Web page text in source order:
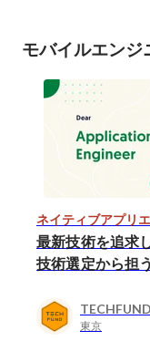
モバイルエンジ
ネイティブアプリ
最新技術を追求
技術選定から担
東京